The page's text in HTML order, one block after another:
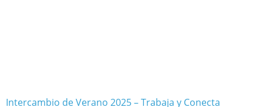
Intercambio de Verano 2025 – Trabaja y Conecta